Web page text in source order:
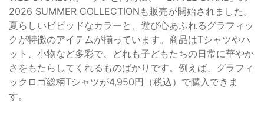
2026 SUMMER COLLECTIONも販売が開始されました。
夏らしいビビッドなカラーと、遊び心あふれるグラフィッ
クが特徴のアイテムが揃っています。商品はTシャツやハ
ット、小物など多彩で、どれも子どもたちの日常に華やか
さをもたらしてくれるものばかりです。例えば、グラフィ
ックロゴ総柄Tシャツが4,950円（税込）で購入できま
す。